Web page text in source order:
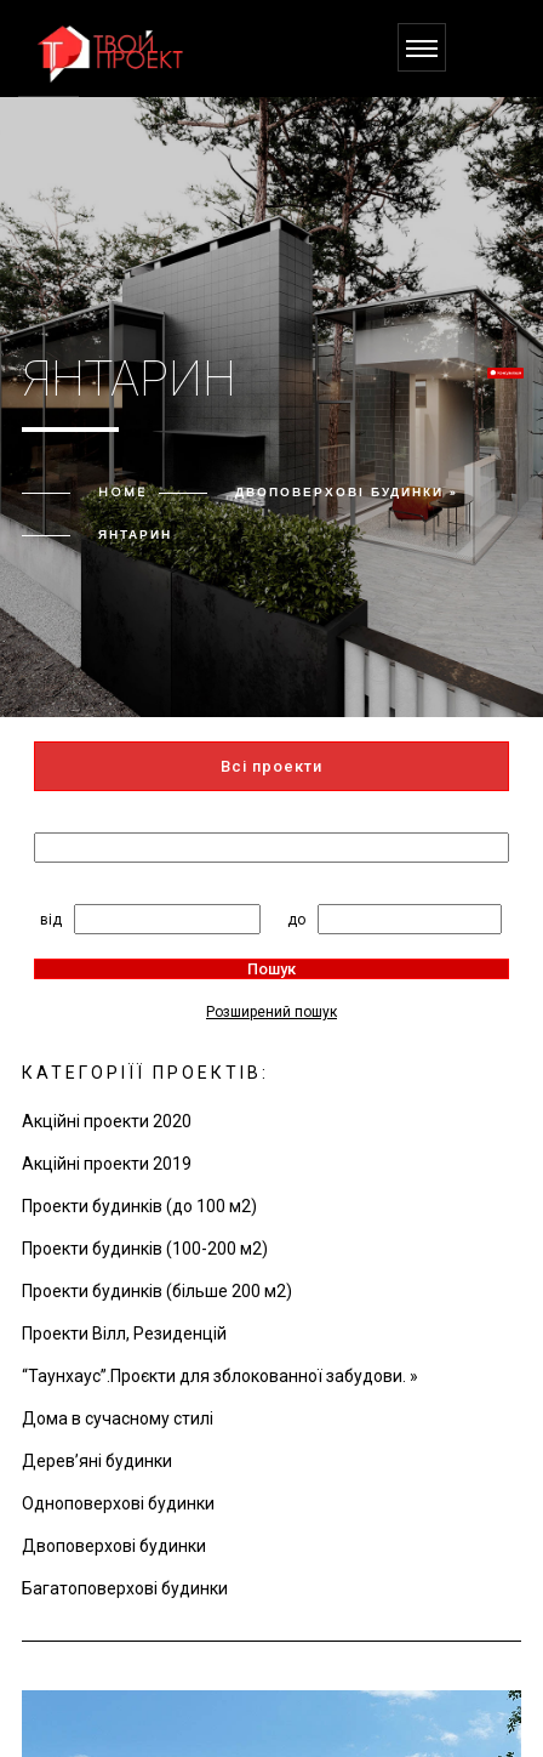
ЯНТАРИН
HOME ДВОПОВЕРХОВІ БУДИНКИ »
ЯНТАРИН
Всі проекти
від
до
Пошук
Розширений пошук
КАТЕГОРІЇЇ ПРОЕКТІВ:
Акційні проекти 2020
Акційні проекти 2019
Проекти будинків (до 100 м2)
Проекти будинків (100-200 м2)
Проекти будинків (більше 200 м2)
Проекти Вілл, Резиденцій
“Таунхаус”.Проєкти для зблокованної забудови. »
Дома в сучасному стилі
Дерев’яні будинки
Одноповерхові будинки
Двоповерхові будинки
Багатоповерхові будинки